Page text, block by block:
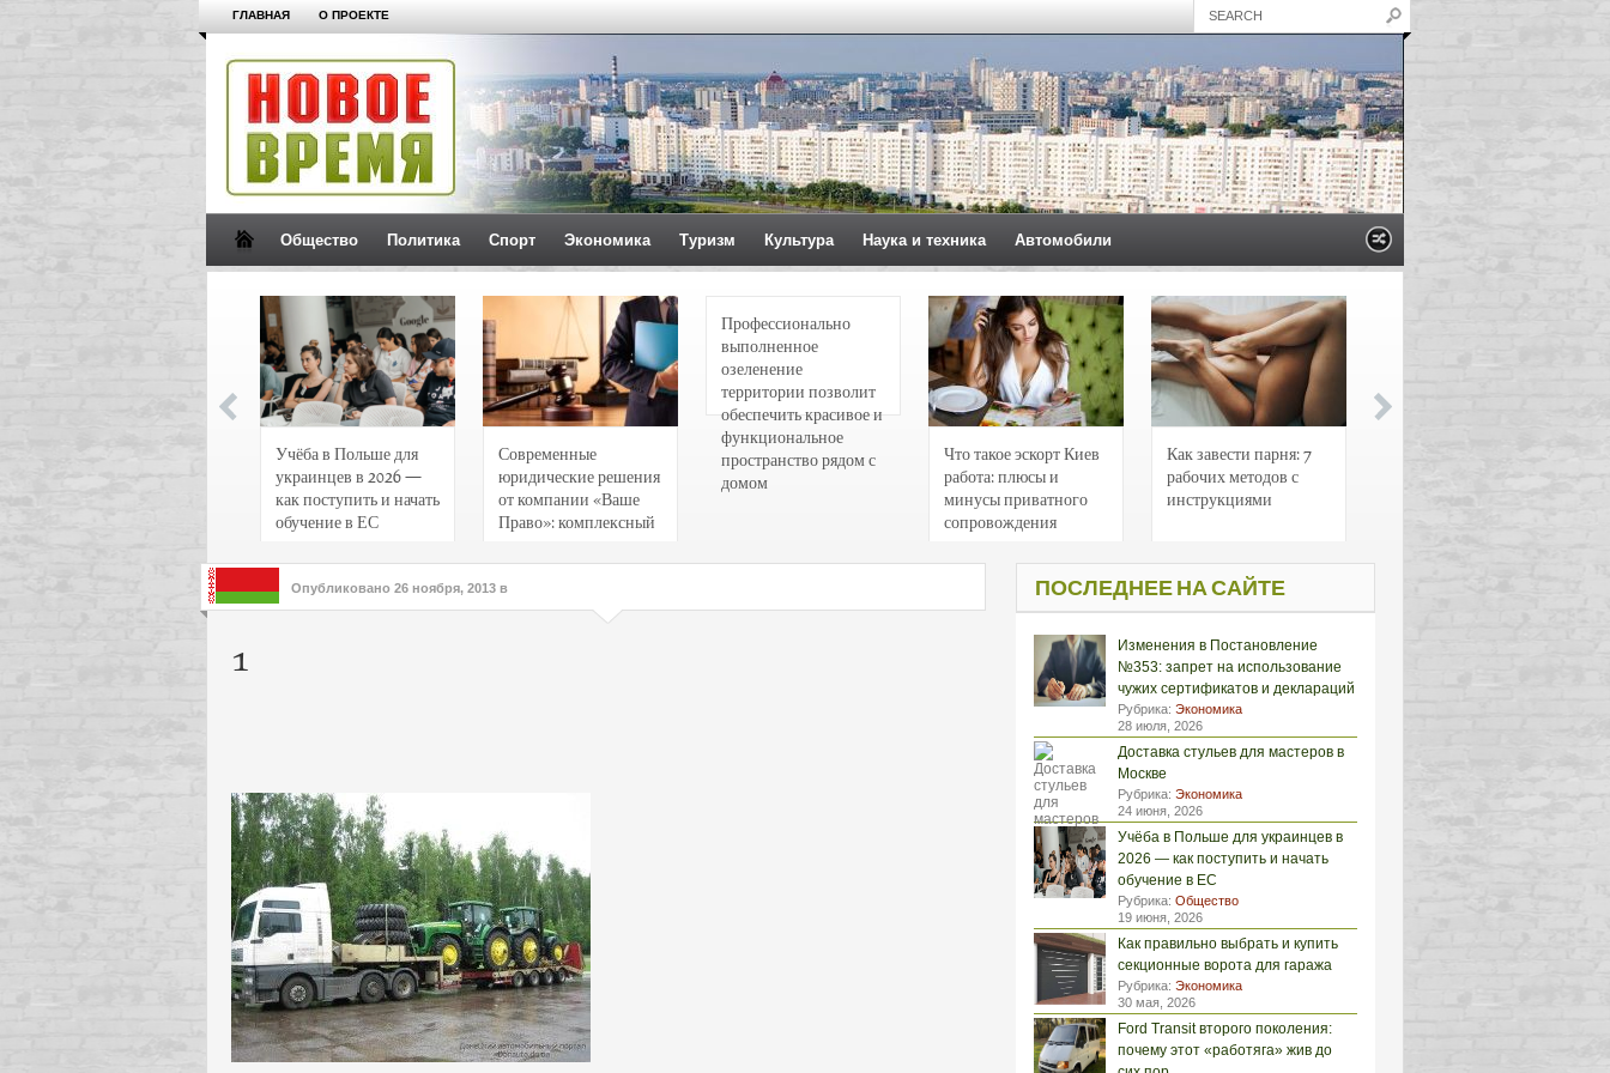
ГЛАВНАЯ О ПРОЕКТЕ
Общество Политика Спорт Экономика Туризм Культура Наука и техника Автомобили
Учёба в Польше для
украинцев в 2026 —
как поступить и начать
обучение в ЕС
Современные
юридические решения
от компании «Ваше
Право»: комплексный
интересов клиентов
Профессионально
выполненное
озеленение
территории позволит
обеспечить красивое и
функциональное
пространство рядом с
домом
Что такое эскорт Киев
работа: плюсы и
минусы приватного
сопровождения
Как завести парня: 7
рабочих методов с
инструкциями
Опубликовано 26 ноября, 2013 в
1
ПОСЛЕДНЕЕ НА САЙТЕ
Изменения в Постановление
№353: запрет на использование
чужих сертификатов и деклараций
Рубрика: Экономика
28 июля, 2026
Доставка стульев для мастеров в
Москве
Рубрика: Экономика
24 июня, 2026
Учёба в Польше для украинцев в
2026 — как поступить и начать
обучение в ЕС
Рубрика: Общество
19 июня, 2026
Как правильно выбрать и купить
секционные ворота для гаража
Рубрика: Экономика
30 мая, 2026
Ford Transit второго поколения:
почему этот «работяга» жив до